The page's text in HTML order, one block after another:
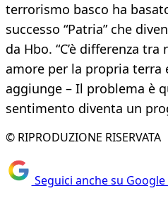
terrorismo basco ha
successo “Patria” che
da Hbo. “C’è differenza
amore per la propria terra
aggiunge – Il problema è
sentimento diventa un
© RIPRODUZIONE RISERVATA
Seguici anche su